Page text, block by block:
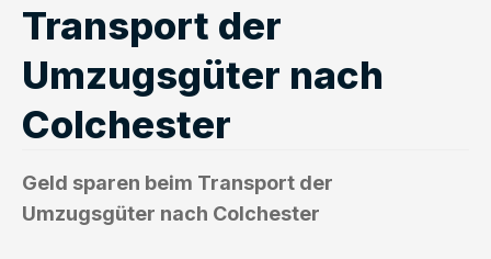
Transport der
Umzugsgüter nach
Colchester
Geld sparen beim Transport der
Umzugsgüter nach Colchester